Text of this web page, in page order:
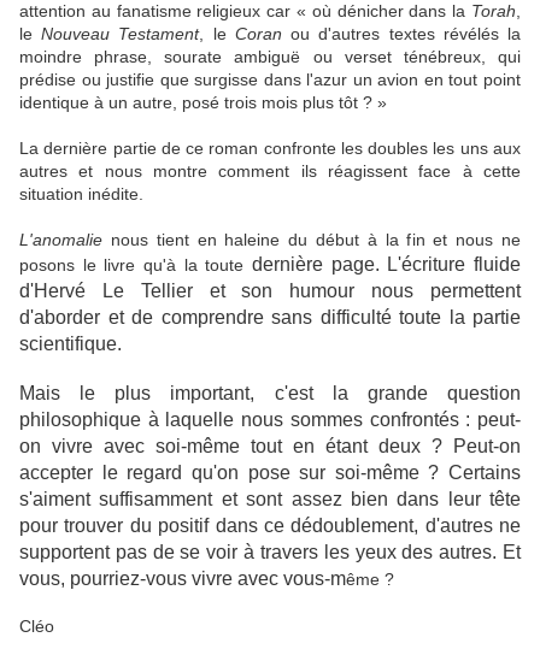
attention au fanatisme religieux car « où dénicher dans la Torah
leNouveau Testament, le Coran ou d'autres textes révélés la
moindre phrase, sourate ambiguë ou verset ténébreux, qui
prédise ou justifie que surgisse dans l'azur un avion en tout point
identique à un autre, posé trois mois plus tôt ? »
La dernière partie de ce roman confronte les doubles les uns aux
autres et nous montre comment ils réagissent face à cette
situation inédite.
L'anomalie nous tient en haleine du début à la fin et nous ne
posons le livre qu'à la toute dernière page. L'écriture fluide
d'Hervé Le Tellier et son humour nous permettent
d'aborder et de comprendre sans difficulté toute la partie
scientifique.
Mais le plus important, c'est la grande question
philosophique à laquelle nous sommes confrontés : peut-
on vivre avec soi-même tout en étant deux ? Peut-on
accepter le regard qu'on pose sur soi-même ? Certains
s'aiment suffisamment et sont assez bien dans leur tête
pour trouver du positif dans ce dédoublement, d'autres ne
supportent pas de se voir à travers les yeux des autres. Et
vous, pourriez-vous vivre avec vous-même ?
Cléo